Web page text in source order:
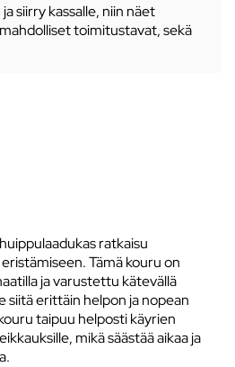
siirry kassalle, niin näet
toimitustavat, sekä
ratkaisu
Tämä kouru on
ja varustettu kätevällä
siitä erittäin helpon ja nopean
taipuu helposti käyrien
mikä säästää aikaa ja